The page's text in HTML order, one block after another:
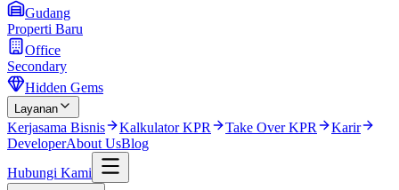
Gudang
Properti Baru
Office
Secondary
Hidden Gems
Layanan
Kerjasama Bisnis Kalkulator KPR Take Over KPR
Karir
DeveloperAbout UsBlog
Hubungi Kami